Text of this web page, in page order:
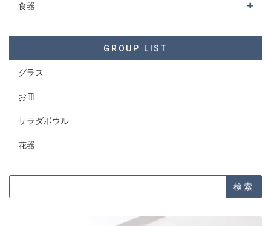
食器
GROUP LIST
グラス
お皿
サラダボウル
花器
検索